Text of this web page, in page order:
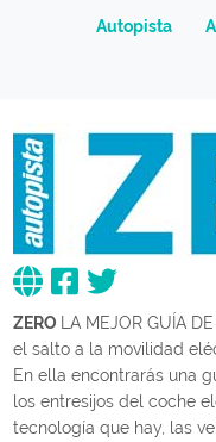
Autopista
ZERO
LA MEJOR GUÍA
el salto a la movilidad
En ella encontrarás una
los entresijos del coche
tecnología que hay, las